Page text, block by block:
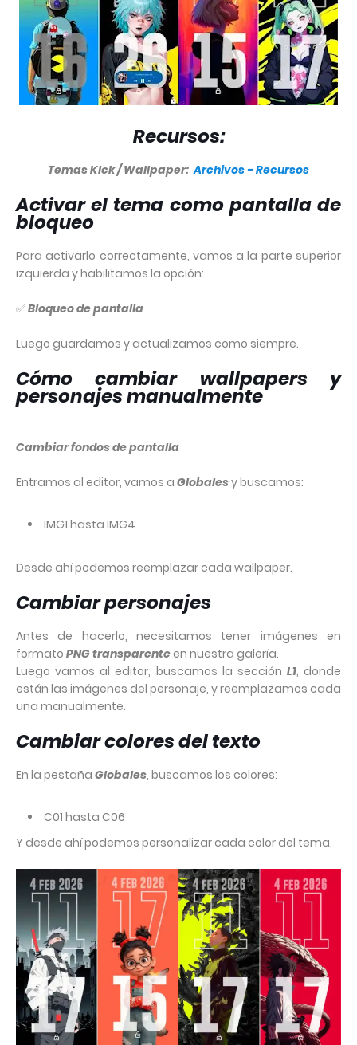
Recursos:
Temas Klck / Wallpaper:Archivos - Recursos
Activar el tema como pantalla de
bloqueo
Para activarlo correctamente, vamos a la parte superior
izquierda y habilitamos la opción:
✅Bloqueo de pantalla
Luego guardamos y actualizamos como siempre.
Cómo cambiar wallpapers y
personajes manualmente
Cambiar fondos de pantalla
Entramos al editor, vamos a Globalesy buscamos:
IMG1 hasta IMG4
Desde ahí podemos reemplazar cada wallpaper.
Cambiar personajes
Antes de hacerlo, necesitamos tener imágenes en
formato PNG transparenteen nuestra galería.
Luego vamos al editor, buscamos la sección L1, donde
están las imágenes del personaje, y reemplazamos cada
una manualmente.
Cambiar colores del texto
En la pestaña Globales, buscamos los colores:
C01 hasta C06
Y desde ahí podemos personalizar cada color del tema.